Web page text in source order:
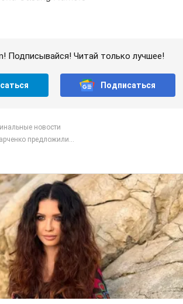
Подписывайся! Читай только лучшее!
Подписаться
новости
предложили...